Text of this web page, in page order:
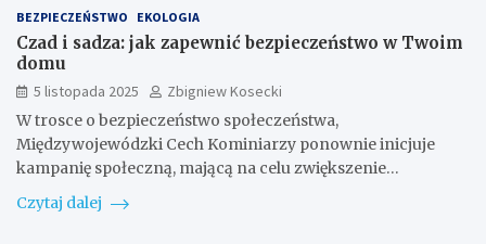
BEZPIECZEŃSTWO EKOLOGIA
Czad i sadza: jak zapewnić bezpieczeństwo w Twoim
domu
5 listopada 2025
Zbigniew Kosecki
W trosce o bezpieczeństwo społeczeństwa,
Międzywojewódzki Cech Kominiarzy ponownie inicjuje
kampanię społeczną, mającą na celu zwiększenie…
Czytaj dalej